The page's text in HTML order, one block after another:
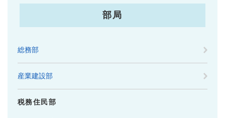
部局
総務部
産業建設部
税務住民部